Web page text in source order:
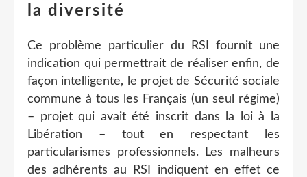
la diversité
Ce problème particulier du RSI fournit une
indication qui permettrait de réaliser enfin, de
façon intelligente, le projet de Sécurité sociale
commune à tous les Français (un seul régime)
– projet qui avait été inscrit dans la loi à la
Libération – tout en respectant les
particularismes professionnels. Les malheurs
des adhérents au RSI indiquent en effet ce